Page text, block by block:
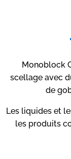
Monoblock
scellage avec
de
Les liquides et
les produits